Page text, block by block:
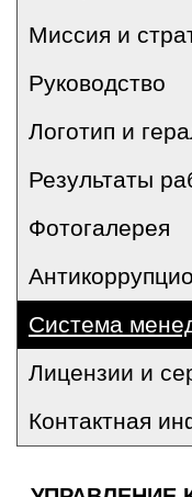
Миссия и
Руководство
Логотип и
Результаты
Фотогалерея
Система
Лицензии и
Контактная